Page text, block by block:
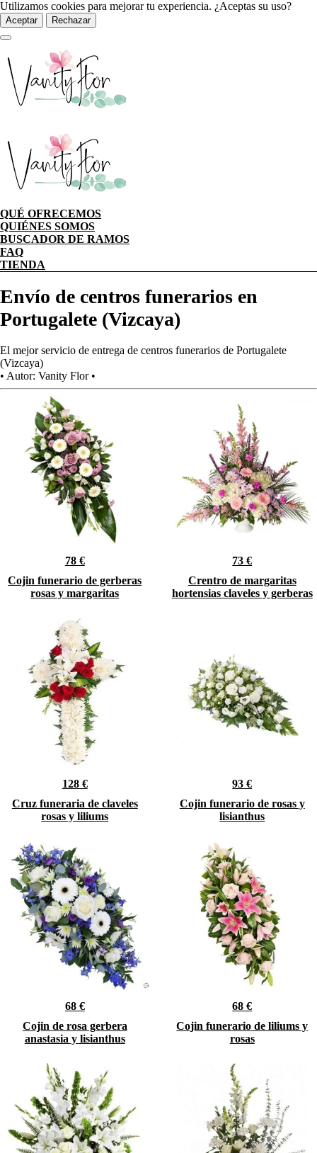
Utilizamos cookies para mejorar tu experiencia. ¿Aceptas su uso?
Aceptar Rechazar
QUÉ OFRECEMOS
QUIÉNES SOMOS
BUSCADOR DE RAMOS
FAQ
TIENDA
Envío de centros funerarios en
Portugalete (Vizcaya)
El mejor servicio de entrega de centros funerarios de Portugalete
(Vizcaya)
• Autor: Vanity Flor •
78 €
Cojin funerario de gerberas
rosas y margaritas
73 €
Crentro de margaritas
hortensias claveles y gerberas
128 €
Cruz funeraria de claveles
rosas y liliums
93 €
Cojin funerario de rosas y
lisianthus
68 €
Cojin de rosa gerbera
anastasia y lisianthus
68 €
Cojin funerario de liliums y
rosas